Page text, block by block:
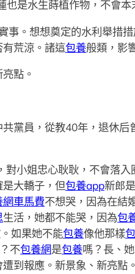
是水生蒔植作物，不會
。想想奠定的水利舉措
荒涼。諸這包養般類，影
點。
員，從教40年，退休后
對小姐忠心耿耿，不會落入
大轎子，但包養app新郎
網車馬費不想哭，因為在結
生活，她都不能哭，因為包
如果她不能包養像他那樣
不包養網是包養嗎？長、
遭到報應。新景象、新亮點